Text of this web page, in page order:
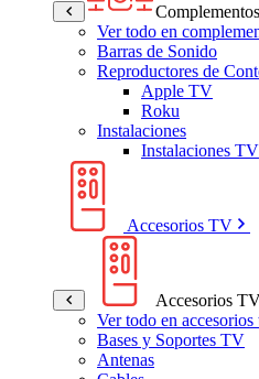
Ver todo en
Barras de Sonido
Reproductores de
Apple TV
Roku
Instalaciones
Instalaciones TV
Accesorios TV
Accesorios
Ver todo en accesorios
Bases y Soportes TV
Antenas